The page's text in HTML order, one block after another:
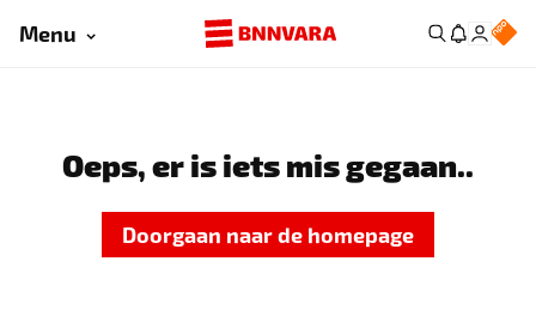
Menu
Oeps, er is iets mis gegaan..
Doorgaan naar de homepage